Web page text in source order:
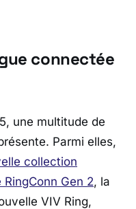
connectée
une multitude de
Parmi elles,
collection
RingConn Gen 2, la
VIV Ring,